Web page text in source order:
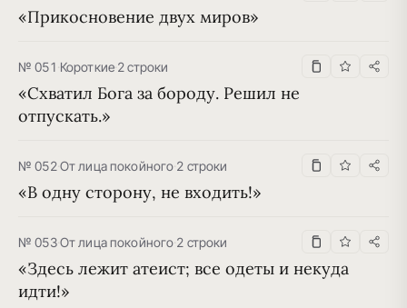
«Прикосновение двух миров»
№ 051·Короткие·2 строки
«Схватил Бога за бороду. Решил не
отпускать.»
№ 052·От лица покойного·2 строки
«В одну сторону, не входить!»
№ 053·От лица покойного·2 строки
«Здесь лежит атеист; все одеты и некуда
идти!»